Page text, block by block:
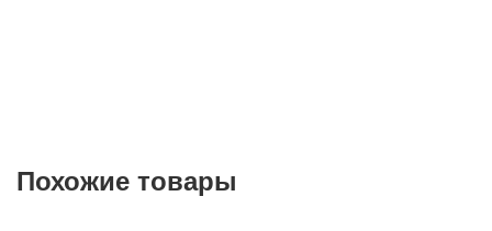
Похожие товары